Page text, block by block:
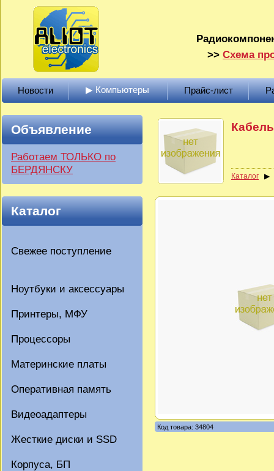
>> Схема
Новости ▶ Компьютеры Прайс-лист
Объявление
Работаем ТОЛЬКО по
БЕРДЯНСКУ
Каталог
Свежее поступление
Ноутбуки и аксессуары
Принтеры, МФУ
Процессоры
Материнские платы
Оперативная память
Видеоадаптеры
Жесткие диски и SSD
Корпуса, БП
Каталог
Код товара: 34804